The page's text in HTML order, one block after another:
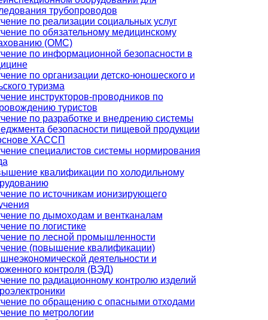
трубопроводов
по реализации социальных услуг
по обязательному медицинскому
(ОМС)
по информационной безопасности в
по организации детско-юношеского и
туризма
инструкторов-проводников по
туристов
по разработке и внедрению системы
безопасности пищевой продукции
ХАССП
специалистов системы нормирования
квалификации по холодильному
по источникам ионизирующего
по дымоходам и вентканалам
по логистике
по лесной промышленности
(повышение квалификации)
деятельности и
контроля (ВЭД)
по радиационному контролю изделий
по обращению с опасными отходами
по метрологии